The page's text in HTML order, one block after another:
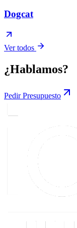
Dogcat
Ver todos
¿Hablamos?
Pedir Presupuesto